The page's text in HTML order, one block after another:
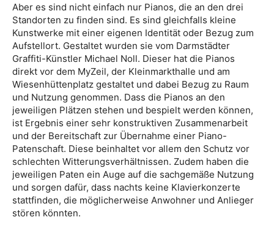
Aber es sind nicht einfach nur Pianos, die an den drei
Standorten zu finden sind. Es sind gleichfalls kleine
Kunstwerke mit einer eigenen Identität oder Bezug zum
Aufstellort. Gestaltet wurden sie vom Darmstädter
Graffiti-Künstler Michael Noll. Dieser hat die Pianos
direkt vor dem MyZeil, der Kleinmarkthalle und am
Wiesenhüttenplatz gestaltet und dabei Bezug zu Raum
und Nutzung genommen. Dass die Pianos an den
jeweiligen Plätzen stehen und bespielt werden können,
ist Ergebnis einer sehr konstruktiven Zusammenarbeit
und der Bereitschaft zur Übernahme einer Piano-
Patenschaft. Diese beinhaltet vor allem den Schutz vor
schlechten Witterungsverhältnissen. Zudem haben die
jeweiligen Paten ein Auge auf die sachgemäße Nutzung
und sorgen dafür, dass nachts keine Klavierkonzerte
stattfinden, die möglicherweise Anwohner und Anlieger
stören könnten.